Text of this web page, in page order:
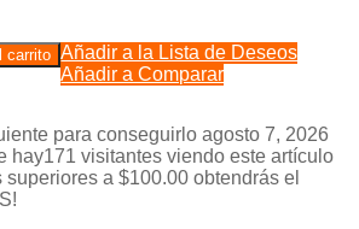
carrito Añadir a la Lista de Deseos
Añadir a Comparar
para conseguirlo agosto 7, 2026
hay171 visitantes viendo este artículo
superiores a $100.00 obtendrás el